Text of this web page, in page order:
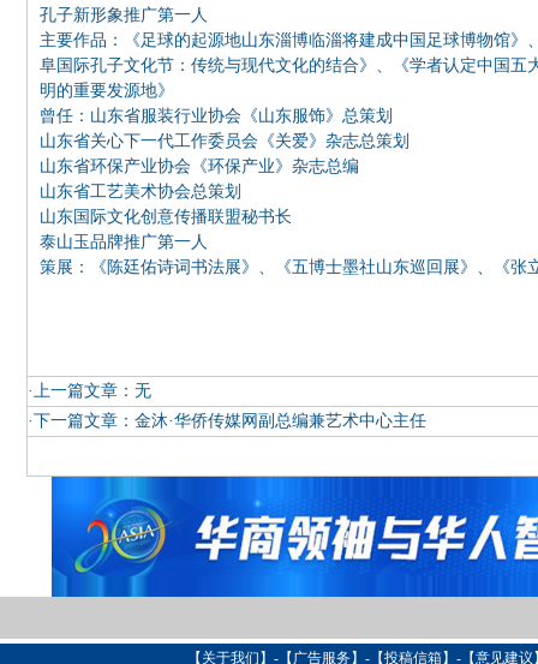
孔子新形象推广第一人
主要作品：《足球的起源地山东淄博临淄将建成中国足球博物馆
阜国际孔子文化节：传统与现代文化的结合》、《学者认定中国
明的重要发源地》
曾任：山东省服装行业协会《山东服饰》总策划
山东省关心下一代工作委员会《关爱》杂志总策划
山东省环保产业协会《环保产业》杂志总编
山东省工艺美术协会总策划
山东国际文化创意传播联盟秘书长
泰山玉品牌推广第一人
策展：《陈廷佑诗词书法展》、《五博士墨社山东巡回展》、《
·上一篇文章： 无
·下一篇文章： 金沐·华侨传媒网副总编兼艺术中心主任
【 关于我们 】-【 广告服务】-【投稿信箱】-【意见建